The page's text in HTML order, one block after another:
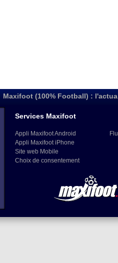
Maxifoot (100% Football) :
Services Maxifoot
Appli Maxifoot Android
Appli Maxifoot iPhone
Site web Mobile
Choix de consentement